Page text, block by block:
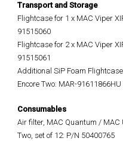
Transport and Storage
Flightcase for 1 x MAC Viper
91515060
Flightcase for 2 x MAC Viper
91515061
Additional SiP Foam
Encore Two: MAR-91611866HU
Consumables
Air filter, MAC Quantum / MAC
Two, set of 12: P/N 50400765